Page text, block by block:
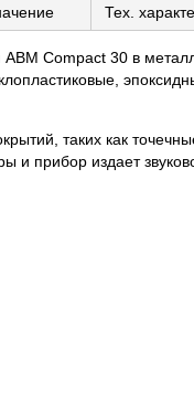
Тех.
АВМ Compact 30 в
таких как
и прибор издает